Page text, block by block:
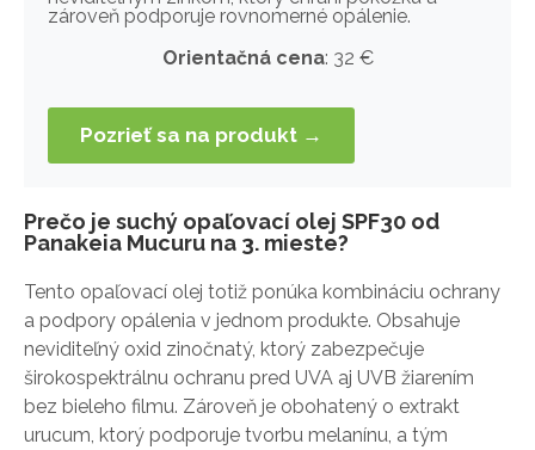
zároveň podporuje rovnomerné opálenie.
Orientačná cena: 32 €
Pozrieť sa na produkt →
Prečo je suchý opaľovací olej SPF30 od
Panakeia Mucuru na 3. mieste?
Tento opaľovací olej totiž ponúka kombináciu ochrany
a podpory opálenia v jednom produkte. Obsahuje
neviditeľný oxid zinočnatý, ktorý zabezpečuje
širokospektrálnu ochranu pred UVA aj UVB žiarením
bez bieleho filmu. Zároveň je obohatený o extrakt
urucum, ktorý podporuje tvorbu melanínu, a tým